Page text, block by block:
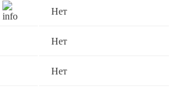
Нет
Нет
Нет